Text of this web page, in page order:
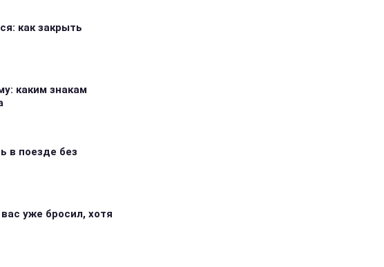
как закрыть
каким знакам
в поезде без
уже бросил, хотя